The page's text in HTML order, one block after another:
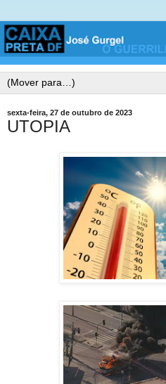
sexta-feira, 27 de outubro de 2023
UTOPIA